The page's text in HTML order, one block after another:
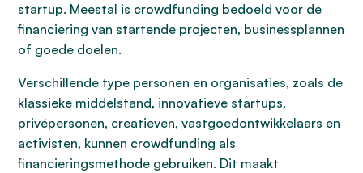
startup. Meestal is crowdfunding bedoeld voor de
financiering van startende projecten, businessplannen
of goede doelen.
Verschillende type personen en organisaties, zoals de
klassieke middelstand, innovatieve startups,
privépersonen, creatieven, vastgoedontwikkelaars en
activisten, kunnen crowdfunding als
financieringsmethode gebruiken. Dit maakt